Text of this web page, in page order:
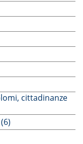
cittadinanze